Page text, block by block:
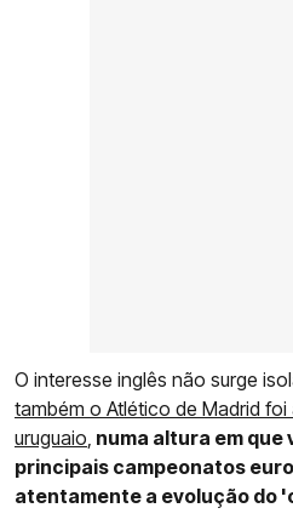
O interesse inglês não surge
também o Atlético de Madrid
uruguaio, numa altura em que
principais campeonatos
atentamente a evolução do